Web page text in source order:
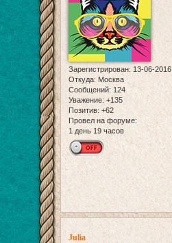
Зарегистрирован: 13-06-2016
Откуда: Москва
Сообщений: 124
Уважение: +135
Позитив: +62
Провел на форуме:
1 день 19 часов
Julia